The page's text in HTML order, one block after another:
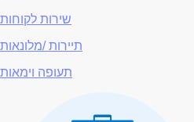
שירות לקוחות
תיירות /מלונאות
תעופה וימאות